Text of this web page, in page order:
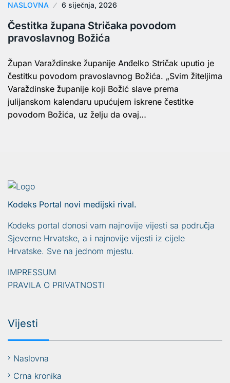
NASLOVNA 6 siječnja, 2026
Čestitka župana Stričaka povodom
pravoslavnog Božića
Župan Varaždinske županije Anđelko Stričak uputio je
čestitku povodom pravoslavnog Božića. „Svim žiteljima
Varaždinske županije koji Božić slave prema
julijanskom kalendaru upućujem iskrene čestitke
povodom Božića, uz želju da ovaj…
Kodeks Portal novi medijski rival.
Kodeks portal donosi vam najnovije vijesti sa područja
Sjeverne Hrvatske, a i najnovije vijesti iz cijele
Hrvatske. Sve na jednom mjestu.
IMPRESSUM
PRAVILA O PRIVATNOSTI
Vijesti
Naslovna
Crna kronika